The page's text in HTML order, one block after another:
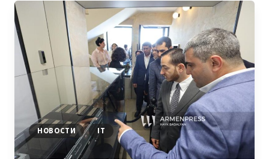
ОЧЕРЕДИ
AI-
ФАБРИКИ
В
АРМЕНИИ
НОВОСТИ IT